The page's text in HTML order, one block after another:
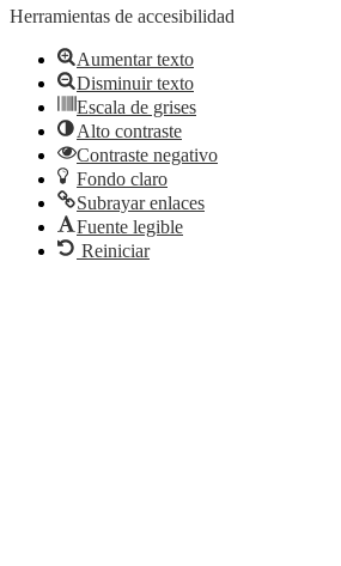
Herramientas de accesibilidad
Aumentar texto
Disminuir texto
Escala de grises
Alto contraste
Contraste negativo
Fondo claro
Subrayar enlaces
Fuente legible
Reiniciar